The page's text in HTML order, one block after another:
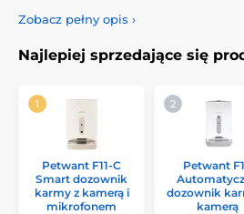
Zobacz pełny opis ›
Najlepiej sprzedające się
Petwant F11-C
Smart dozownik
karmy z kamerą i
mikrofonem
Petwant
dozownik
kamerą